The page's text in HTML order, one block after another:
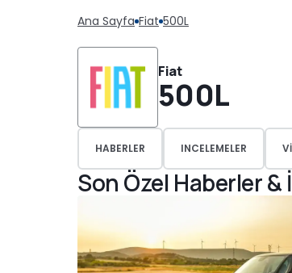
Ana Sayfa Fiat 500L
Fiat
500L
HABERLER INCELEMELER
Son Özel Haberler